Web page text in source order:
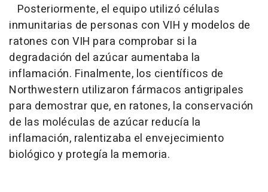
Posteriormente, el equipo utilizó células
inmunitarias de personas con VIH y modelos de
ratones con VIH para comprobar si la
degradación del azúcar aumentaba la
inflamación. Finalmente, los científicos de
Northwestern utilizaron fármacos antigripales
para demostrar que, en ratones, la conservación
de las moléculas de azúcar reducía la
inflamación, ralentizaba el envejecimiento
biológico y protegía la memoria.